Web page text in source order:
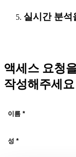
실시간 분석
액세스 요청
작성해주세요